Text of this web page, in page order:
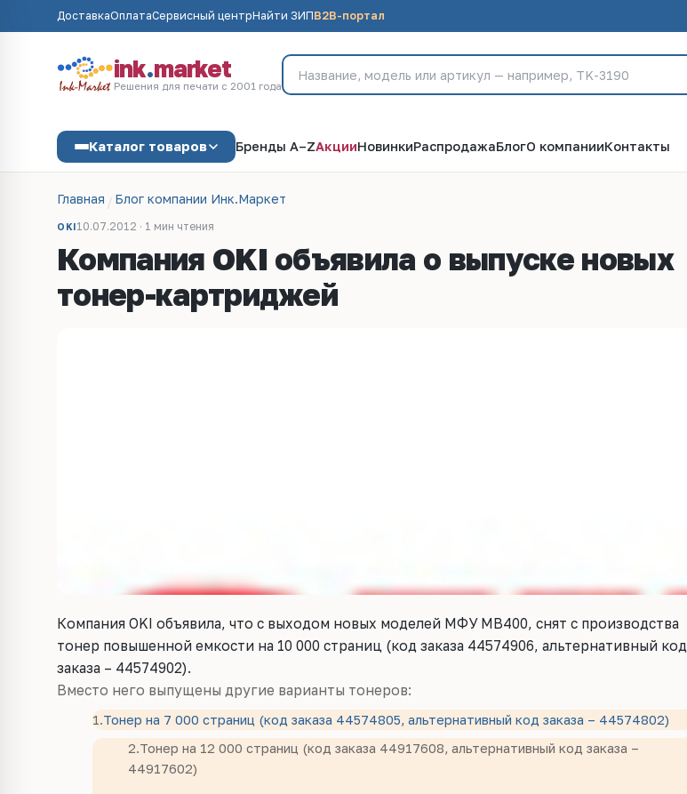
ДоставкаОплатаСервисный центрНайти ЗИПB2B-портал
ink.market
Решения для печати с 2001 года
Каталог товаров Бренды A–ZАкцииНовинкиРаспродажаБлогО компанииКонтакты
Главная Блог компании Инк.Маркет
OKI10.07.2012 · 1 мин чтения
Компания OKI объявила о выпуске новых
тонер-картриджей
Компания OKI объявила, что с выходом новых моделей МФУ MB400, снят с производства
тонер повышенной емкости на 10 000 страниц (код заказа 44574906, альтернативный код
заказа – 44574902).
Вместо него выпущены другие варианты тонеров:
1.Тонер на 7 000 страниц (код заказа 44574805, альтернативный код заказа – 44574802)
2.Тонер на 12 000 страниц (код заказа 44917608, альтернативный код заказа –
44917602)